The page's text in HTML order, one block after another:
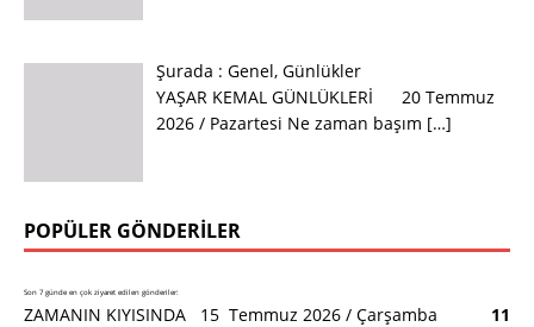
Şurada : Genel, Günlükler
YAŞAR KEMAL GÜNLÜKLERİ 20 Temmuz
2026 / Pazartesi Ne zaman başım […]
POPÜLER GÖNDERILER
Son 7 günde en çok ziyaret edilen gönderiler:
ZAMANIN KIYISINDA 15 Temmuz 2026 / Çarşamba
11